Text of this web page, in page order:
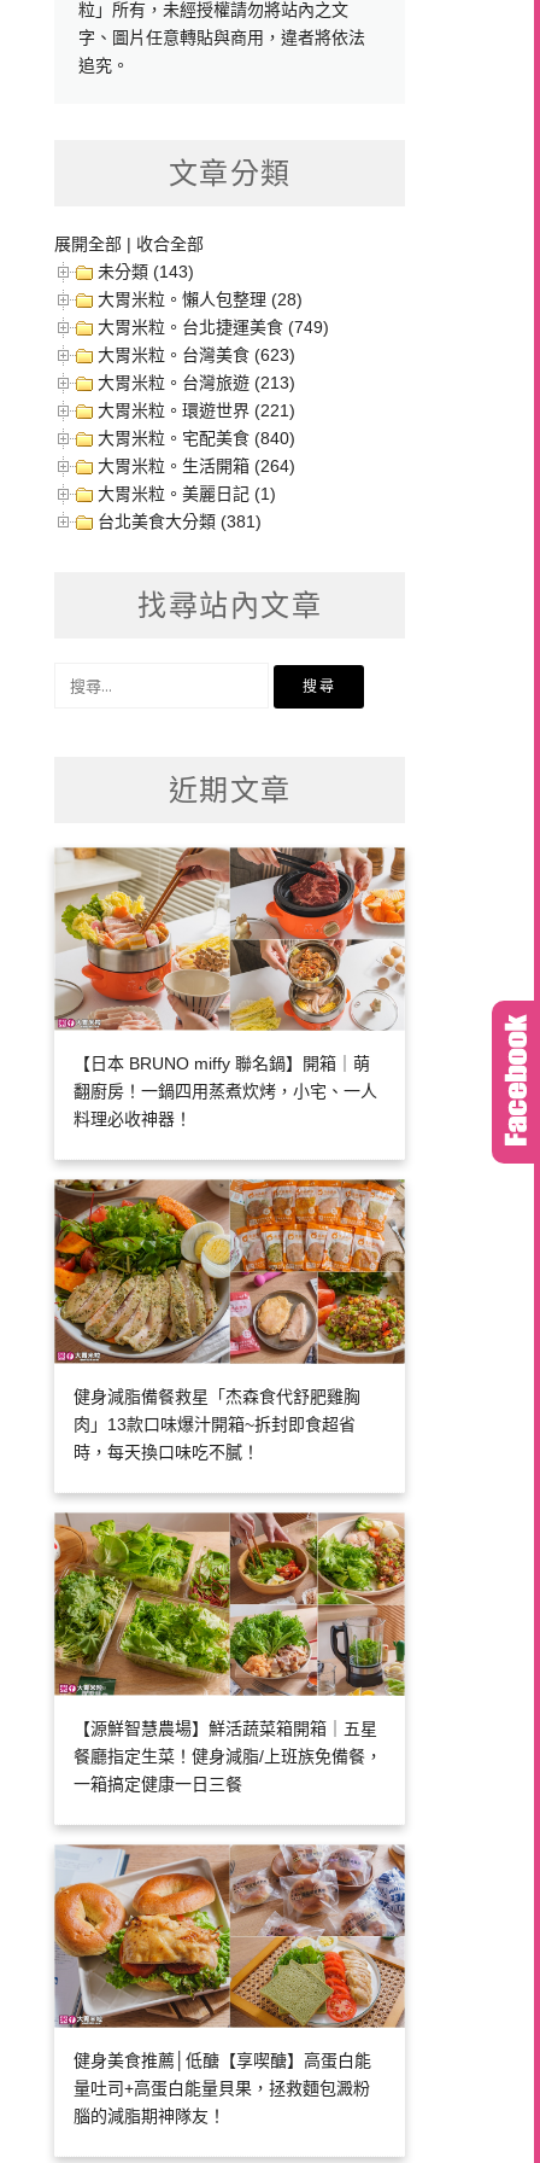
粒」所有，未經授權請勿將站內之文
字、圖片任意轉貼與商用，違者將依法
追究。
文章分類
展開全部 | 收合全部
未分類 (143)
大胃米粒。懶人包整理 (28)
大胃米粒。台北捷運美食 (749)
大胃米粒。台灣美食 (623)
大胃米粒。台灣旅遊 (213)
大胃米粒。環遊世界 (221)
大胃米粒。宅配美食 (840)
大胃米粒。生活開箱 (264)
大胃米粒。美麗日記 (1)
台北美食大分類 (381)
找尋站內文章
近期文章
【日本 BRUNO miffy 聯名鍋】開箱｜萌
翻廚房！一鍋四用蒸煮炊烤，小宅、一人
料理必收神器！
健身減脂備餐救星「杰森食代舒肥雞胸
肉」13款口味爆汁開箱~拆封即食超省
時，每天換口味吃不膩！
【源鮮智慧農場】鮮活蔬菜箱開箱｜五星
餐廳指定生菜！健身減脂/上班族免備餐，
一箱搞定健康一日三餐
健身美食推薦│低醣【享喫醣】高蛋白能
量吐司+高蛋白能量貝果，拯救麵包澱粉
腦的減脂期神隊友！